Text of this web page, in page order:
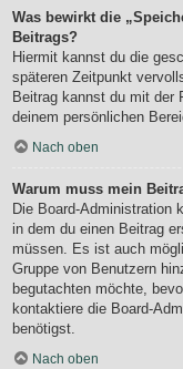
Was bewirkt die
Beitrags?
Hiermit kannst du die
späteren Zeitpunkt
Beitrag kannst du mit der
deinem persönlichen
Nach oben
Warum muss mein
Die Board-Administration
in dem du einen Beitrag
müssen. Es ist auch
Gruppe von Benutzern
begutachten möchte,
kontaktiere die Board-
benötigst.
Nach oben